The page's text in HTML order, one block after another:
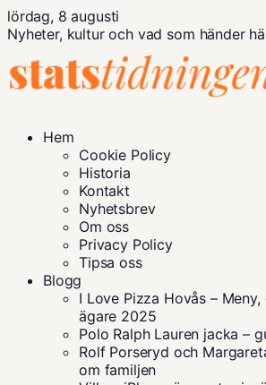
lördag, 8 augusti
Nyheter, kultur och vad som händer
Hem
Cookie Policy
Historia
Kontakt
Nyhetsbrev
Om oss
Privacy Policy
Tipsa oss
Blogg
I Love Pizza Hovås –
ägare 2025
Polo Ralph Lauren jacka –
Rolf Porseryd och
om familjen